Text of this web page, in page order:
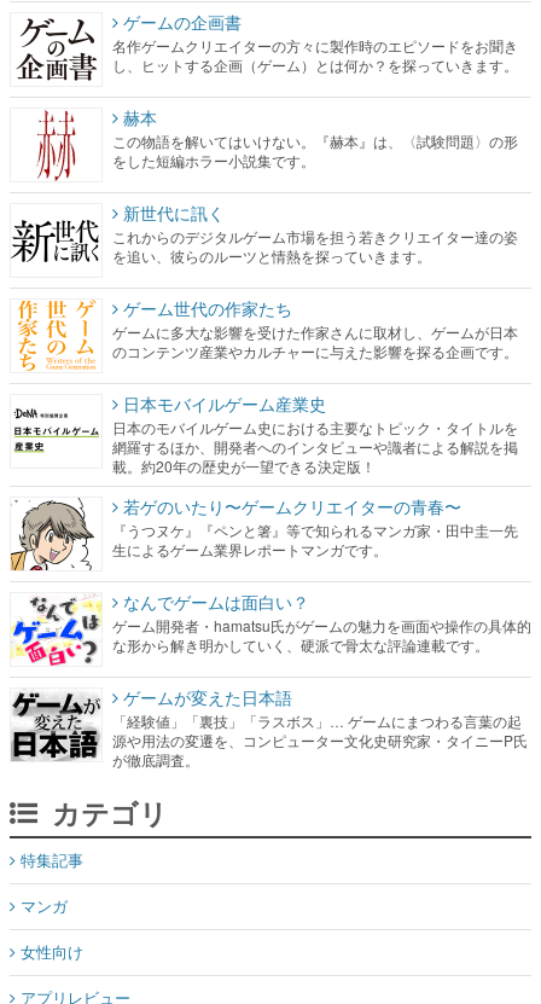
ゲームの企画書
名作ゲームクリエイターの方々に製作時のエピソードをお聞き
し、ヒットする企画（ゲーム）とは何か？を探っていきます。
赫本
この物語を解いてはいけない。『赫本』は、〈試験問題〉の形
をした短編ホラー小説集です。
新世代に訊く
これからのデジタルゲーム市場を担う若きクリエイター達の姿
を追い、彼らのルーツと情熱を探っていきます。
ゲーム世代の作家たち
ゲームに多大な影響を受けた作家さんに取材し、ゲームが日本
のコンテンツ産業やカルチャーに与えた影響を探る企画です。
日本モバイルゲーム産業史
日本のモバイルゲーム史における主要なトピック・タイトルを
網羅するほか、開発者へのインタビューや識者による解説を掲
載。約20年の歴史が一望できる決定版！
若ゲのいたり〜ゲームクリエイターの青春〜
『うつヌケ』『ペンと箸』等で知られるマンガ家・田中圭一先
生によるゲーム業界レポートマンガです。
なんでゲームは面白い？
ゲーム開発者・hamatsu氏がゲームの魅力を画面や操作の具体的
な形から解き明かしていく、硬派で骨太な評論連載です。
ゲームが変えた日本語
「経験値」「裏技」「ラスボス」… ゲームにまつわる言葉の起
源や用法の変遷を、コンピューター文化史研究家・タイニーP氏
が徹底調査。
カテゴリ
特集記事
マンガ
女性向け
アプリレビュー